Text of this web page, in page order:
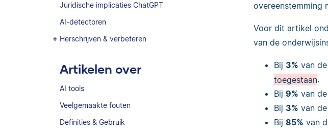
Juridische implicaties ChatGPT
AI-detectoren
Herschrijven & verbeteren
Artikelen over
AI tools
Veelgemaakte fouten
Definities & Gebruik
overeenstemming
Voor dit artikel
van de
Bij 3% van
toegestaan.
Bij 9% van
Bij 3% van
Bij 85% van